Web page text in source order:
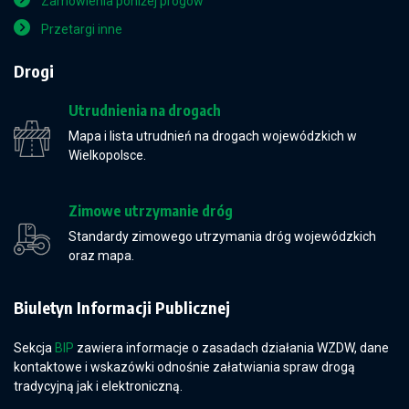
Przetargi inne
Drogi
Utrudnienia na drogach
Mapa i lista utrudnień na drogach wojewódzkich w
Wielkopolsce.
Zimowe utrzymanie dróg
Standardy zimowego utrzymania dróg wojewódzkich
oraz mapa.
Biuletyn Informacji Publicznej
Sekcja BIP zawiera informacje o zasadach działania WZDW, dane
kontaktowe i wskazówki odnośnie załatwiania spraw drogą
tradycyjną jak i elektroniczną.